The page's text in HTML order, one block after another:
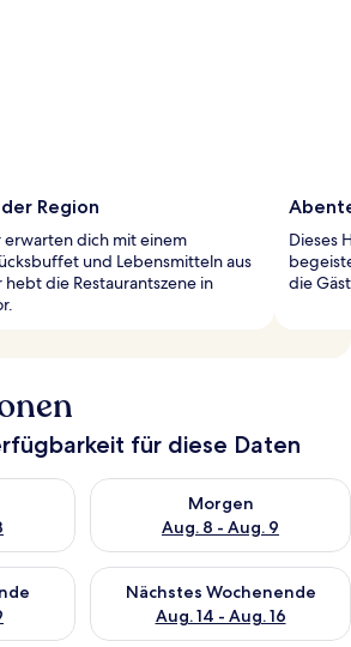
Region
dich mit einem
und Lebensmitteln aus
hebt die Restaurantszene in
Dieses
die
für diese Daten
für heute Nacht, Aug. 7 - Aug. 8.
Morgen
Aug. 8 - Aug. 9
Überprüfe die Verfügbarkeit
für dieses Wochenende, Aug. 7
Nächstes Wochenende
Aug. 14 - Aug. 16
Überprüfe die Verfügbarkeit